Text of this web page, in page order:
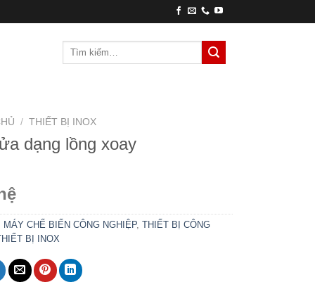
Tìm
/ THIẾT BỊ INOX
dạng lồng xoay
MÁY CHẾ BIẾN CÔNG NGHIỆP, THIẾT BỊ CÔNG
BỊ INOX